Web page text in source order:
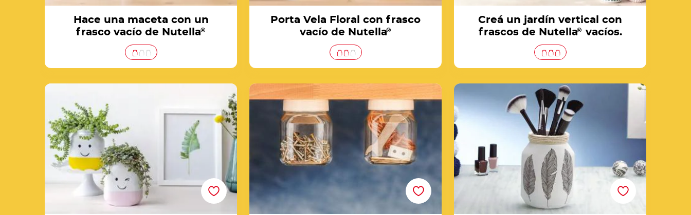
Hace una maceta con un
frasco vacío de Nutella®
Porta Vela Floral con frasco
vacío de Nutella®
Creá un jardín vertical con
frascos de Nutella® vacíos.
Frascos para herramientas
Tres pasos para crear un frasco para maquillaje
con un frasco vacío de Nutella®